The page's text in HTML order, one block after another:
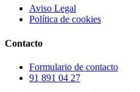
Aviso Legal
Política de cookies
Contacto
Formulario de contacto
91 891 04 27